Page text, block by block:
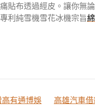
貼布透過經皮。讓你無
利純雪機雪花冰機宗旨
有通博娛
高雄汽車